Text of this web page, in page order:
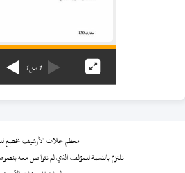
1من1
معظم مجلات الأرشيف تخضع
نلتزم بالنسبة للمؤلف الذي لم نتواصل معه